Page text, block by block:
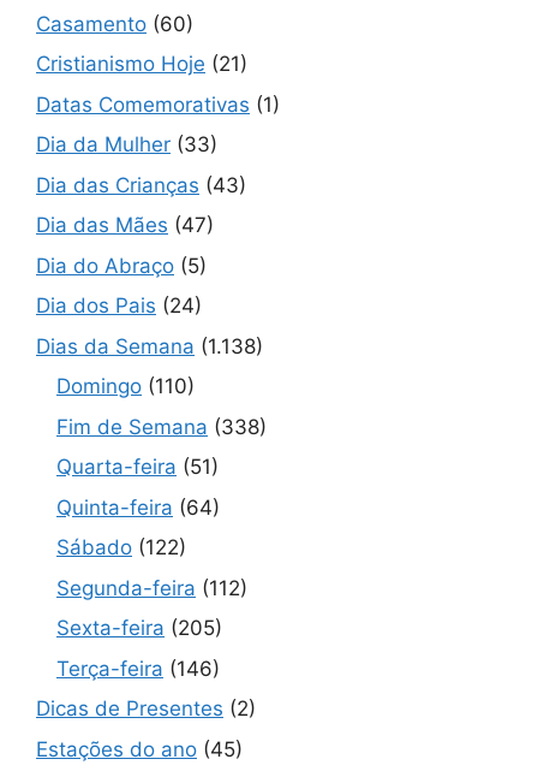
Casamento (60)
Cristianismo Hoje (21)
Datas Comemorativas (1)
Dia da Mulher (33)
Dia das Crianças (43)
Dia das Mães (47)
Dia do Abraço (5)
Dia dos Pais (24)
Dias da Semana (1.138)
Domingo (110)
Fim de Semana (338)
Quarta-feira (51)
Quinta-feira (64)
Sábado (122)
Segunda-feira (112)
Sexta-feira (205)
Terça-feira (146)
Dicas de Presentes (2)
Estações do ano (45)